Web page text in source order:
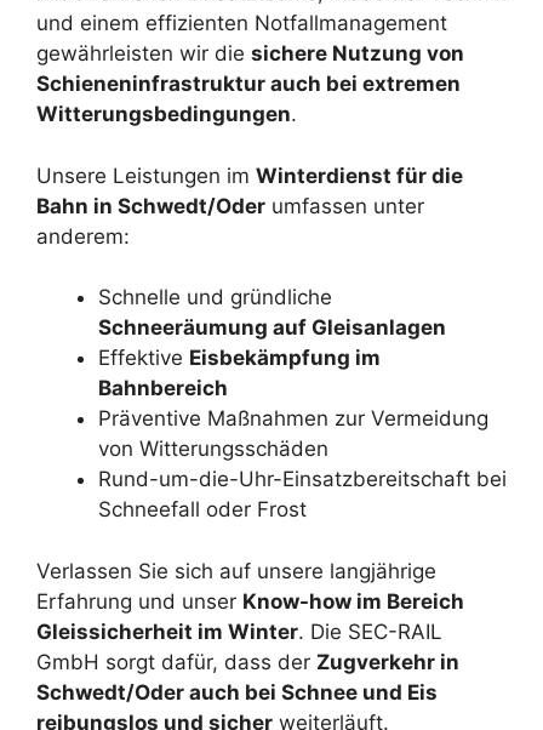
und einem effizienten Notfallmanagement
gewährleisten wir die sichere Nutzung von
Schieneninfrastruktur auch bei extremen
Witterungsbedingungen.
Unsere Leistungen im Winterdienst für die
Bahn in Schwedt/Oder umfassen unter
anderem:
Schnelle und gründliche
Schneeräumung auf Gleisanlagen
Effektive Eisbekämpfung im
Bahnbereich
Präventive Maßnahmen zur Vermeidung
von Witterungsschäden
Rund-um-die-Uhr-Einsatzbereitschaft bei
Schneefall oder Frost
Verlassen Sie sich auf unsere langjährige
Erfahrung und unser Know-how im Bereich
Gleissicherheit im Winter. Die SEC-RAIL
GmbH sorgt dafür, dass der Zugverkehr in
Schwedt/Oder auch bei Schnee und Eis
reibungslos und sicher weiterläuft.